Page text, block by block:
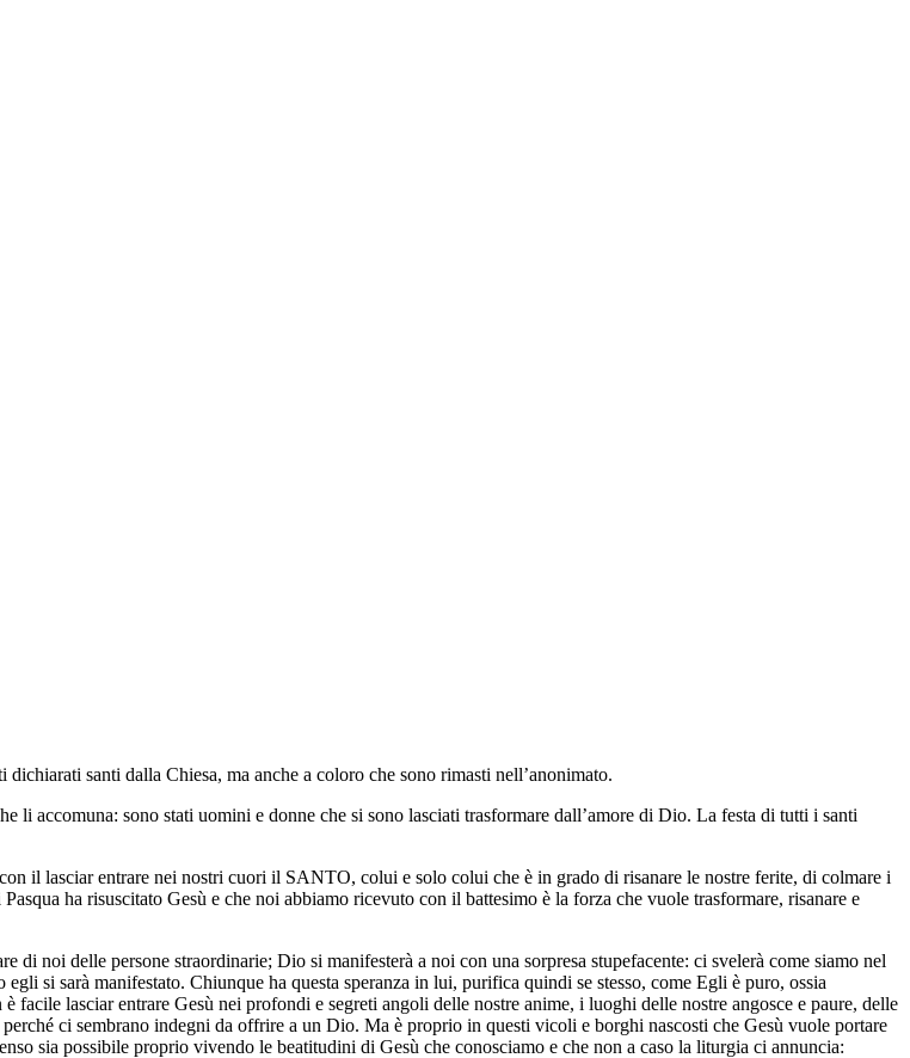
santi dalla Chiesa, ma anche a coloro che sono rimasti nell’anonimato.
li accomuna: sono stati uomini e donne che si sono lasciati trasformare dall’amore di Dio. La festa di tutti i santi
il lasciar entrare nei nostri cuori il SANTO, colui e solo colui che è in grado di risanare le nostre ferite, di colmare i
ha risuscitato Gesù e che noi abbiamo ricevuto con il battesimo è la forza che vuole trasformare, risanare e
noi delle persone straordinarie; Dio si manifesterà a noi con una sorpresa stupefacente: ci svelerà come siamo nel
si sarà manifestato. Chiunque ha questa speranza in lui, purifica quindi se stesso, come Egli è puro, ossia
facile lasciar entrare Gesù nei profondi e segreti angoli delle nostre anime, i luoghi delle nostre angosce e paure, delle
ci sembrano indegni da offrire a un Dio. Ma è proprio in questi vicoli e borghi nascosti che Gesù vuole portare
sia possibile proprio vivendo le beatitudini di Gesù che conosciamo e che non a caso la liturgia ci annuncia: